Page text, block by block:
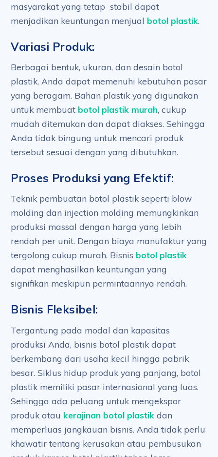
masyarakat yang tetap stabil dapat
menjadikan keuntungan menjual botol plastik.
Variasi Produk:
Berbagai bentuk, ukuran, dan desain botol
plastik, Anda dapat memenuhi kebutuhan pasar
yang beragam. Bahan plastik yang digunakan
untuk membuat botol plastik murah, cukup
mudah ditemukan dan dapat diakses. Sehingga
Anda tidak bingung untuk mencari produk
tersebut sesuai dengan yang dibutuhkan.
Proses Produksi yang Efektif:
Teknik pembuatan botol plastik seperti blow
molding dan injection molding memungkinkan
produksi massal dengan harga yang lebih
rendah per unit. Dengan biaya manufaktur yang
tergolong cukup murah. Bisnis botol plastik
dapat menghasilkan keuntungan yang
signifikan meskipun permintaannya rendah.
Bisnis Fleksibel:
Tergantung pada modal dan kapasitas
produksi Anda, bisnis botol plastik dapat
berkembang dari usaha kecil hingga pabrik
besar. Siklus hidup produk yang panjang, botol
plastik memiliki pasar internasional yang luas.
Sehingga ada peluang untuk mengekspor
produk atau kerajinan botol plastik dan
memperluas jangkauan bisnis. Anda tidak perlu
khawatir tentang kerusakan atau pembusukan